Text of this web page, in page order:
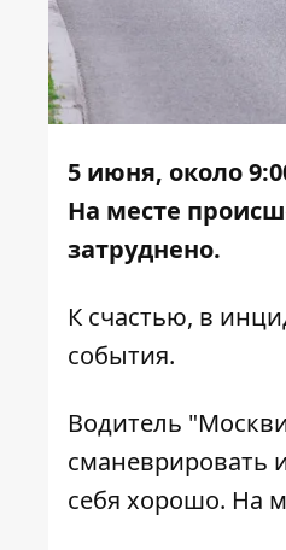
5 июня, около
На месте
затруднено.
К счастью, в
события.
Водитель
сманеврировать
себя хорошо. На